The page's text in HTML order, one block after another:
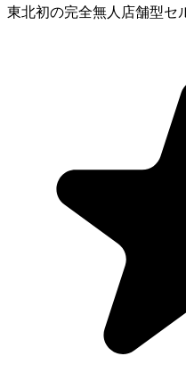
東北初の完全無人店舗型セ